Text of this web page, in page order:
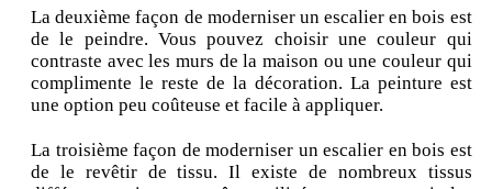
La deuxième façon de moderniser un escalier en bois est
de le peindre. Vous pouvez choisir une couleur qui
contraste avec les murs de la maison ou une couleur qui
complimente le reste de la décoration. La peinture est
une option peu coûteuse et facile à appliquer.
La troisième façon de moderniser un escalier en bois est
de le revêtir de tissu. Il existe de nombreux tissus